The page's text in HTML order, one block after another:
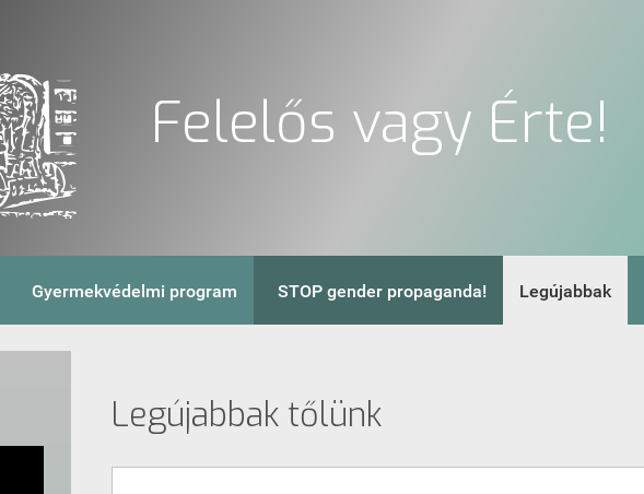
Felelős vagy Érte!
Gyermekvédelmi program STOP gender propaganda! Legújabbak
Legújabbak tőlünk